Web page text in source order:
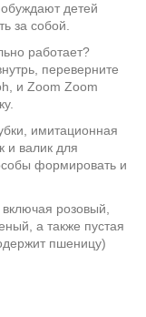
детей
за собой.
работает?
переверните
и Zoom Zoom
имитационная
и валик для
формировать и
розовый,
а также пустая
пшеницу)